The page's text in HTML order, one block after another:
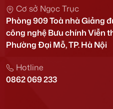
Cơ sở Ngọc Trục
Phòng 909 Toà nhà Giảng
công nghệ Bưu chính Viễn
Phường Đại Mỗ, TP. Hà Nội
Hotline
0862 069 233